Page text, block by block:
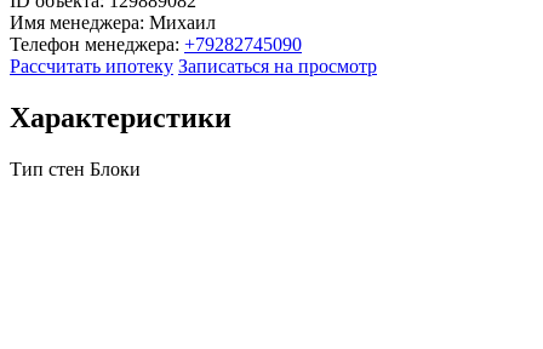
Имя менеджера: Михаил
Телефон менеджера: +79282745090
Рассчитать ипотеку Записаться на просмотр
Характеристики
Тип стен Блоки